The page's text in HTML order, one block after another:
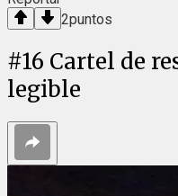
2puntos
#16 Cartel de
legible